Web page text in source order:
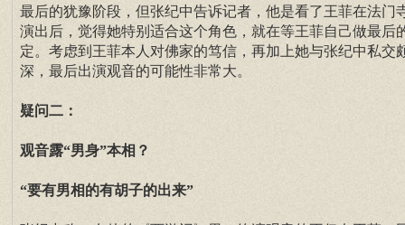
最后的犹豫阶段，但张纪中告诉记者，他是看了王菲在法门
演出后，觉得她特别适合这个角色，就在等王菲自己做最后
定。考虑到王菲本人对佛家的笃信，再加上她与张纪中私交
深，最后出演观音的可能性非常大。
疑问二：
观音露“男身”本相？
“要有男相的有胡子的出来”